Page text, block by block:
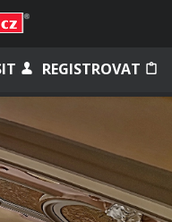
REGISTROVAT